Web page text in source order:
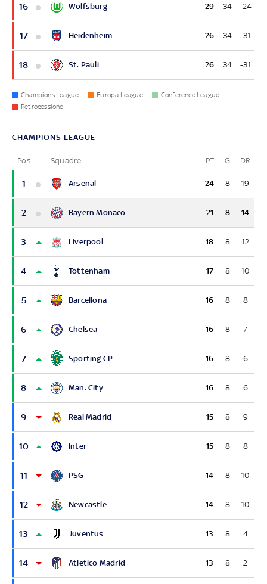
16 Wolfsburg 29 34 -24
17 Heidenheim 26 34 -31
18 St. Pauli 26 34 -31
Champions League Europa League
Conference League
Retrocessione
CHAMPIONS LEAGUE
Pos Squadre PT G DR
1 Arsenal 24 8 19
2 Bayern Monaco 21 8 14
3 Liverpool 18 8 12
4 Tottenham 17 8 10
5 Barcellona 16 8 8
6 Chelsea 16 8 7
7 Sporting CP 16 8 6
8 Man. City 16 8 6
9 Real Madrid 15 8 9
10 Inter 15 8 8
11 PSG 14 8 10
12 Newcastle 14 8 10
13 Juventus 13 8 4
14 Atletico Madrid 13 8 2